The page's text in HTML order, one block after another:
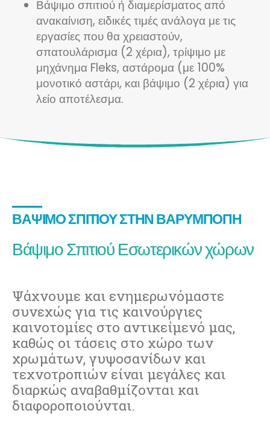
Βάψιμο σπιτιού ή διαμερίσματος από
ανακαίνιση, ειδικές τιμές ανάλογα με τις
εργασίες που θα χρειαστούν,
σπατουλάρισμα (2 χέρια), τρίψιμο με
μηχάνημα Fleks, αστάρομα (με 100%
μονοτικό αστάρι, και βάψιμο (2 χέρια) για
λείο αποτέλεσμα.
ΒΆΨΙΜΟ ΣΠΙΤΙΟΎ ΣΤΗΝ ΒΑΡΥΜΠΌΠΗ
Βάψιμο Σπιτιού Εσωτερικών χώρων
Ψάχνουμε και ενημερωνόμαστε
συνεχώς για τις καινούργιες
καινοτομίες στο αντικείμενό μας,
καθώς οι τάσεις στο χώρο των
χρωμάτων, γυψοσανίδων και
τεχνοτροπιών είναι μεγάλες και
διαρκώς αναβαθμίζονται και
διαφοροποιούνται.